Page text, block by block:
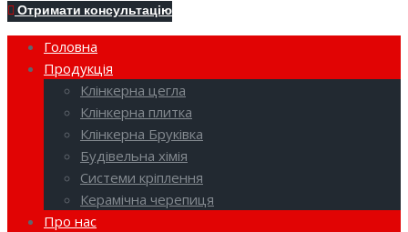
Отримати консультацію
Головна
Продукція
Клінкерна цегла
Клінкерна плитка
Клінкерна Бруківка
Будівельна хімія
Системи кріплення
Керамічна черепиця
Про нас